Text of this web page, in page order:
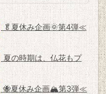
🥬夏休み企画🌞第4弾≪
夏の時期は、仏花もプ
🐝夏休み企画🏔第3弾≪